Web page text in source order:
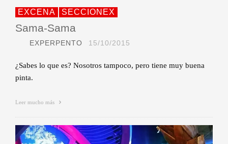
EXCENA SECCIONEX
Sama-Sama
EXPERPENTO 15/10/2015
¿Sabes lo que es? Nosotros tampoco, pero tiene muy buena
pinta.
Leer mucho más